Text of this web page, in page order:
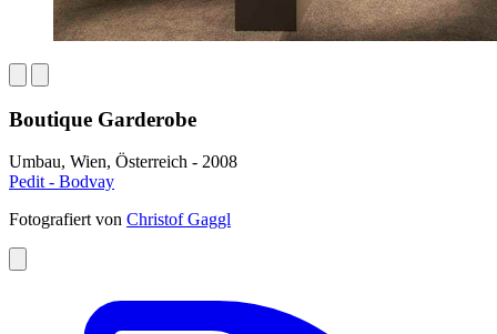
Boutique Garderobe
Umbau, Wien, Österreich - 2008
Pedit - Bodvay
Fotografiert von Christof Gaggl